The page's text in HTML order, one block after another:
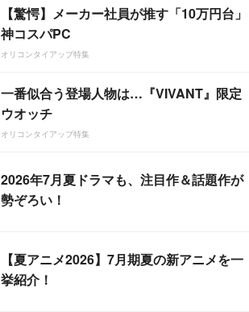
【驚愕】メーカー社員が推す「10万円台」
神コスパPC
オリコンタイアップ特集
一番似合う登場人物は…『VIVANT』限定
ウオッチ
オリコンタイアップ特集
2026年7月夏ドラマも、注目作＆話題作が
勢ぞろい！
【夏アニメ2026】7月期夏の新アニメを一
挙紹介！